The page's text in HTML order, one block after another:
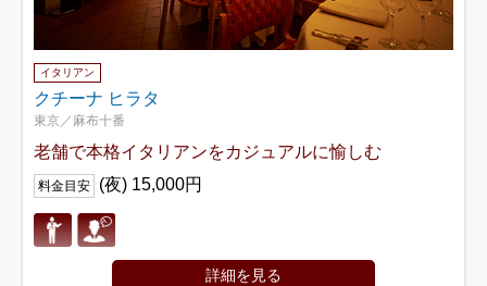
イタリアン
クチーナ ヒラタ
東京／麻布十番
老舗で本格イタリアンをカジュアルに愉しむ
料金目安 (夜) 15,000円
詳細を見る